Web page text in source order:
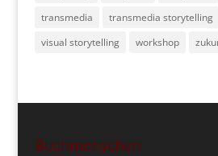
transmedia
transmedia storytelling
visual storytelling
workshop
Buchmenschen